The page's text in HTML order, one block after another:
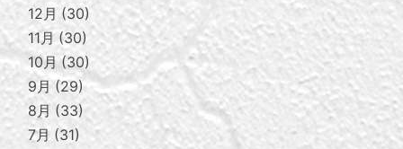
12月
30
11月 30
10月 30
9月
29
8月
33
7月 31